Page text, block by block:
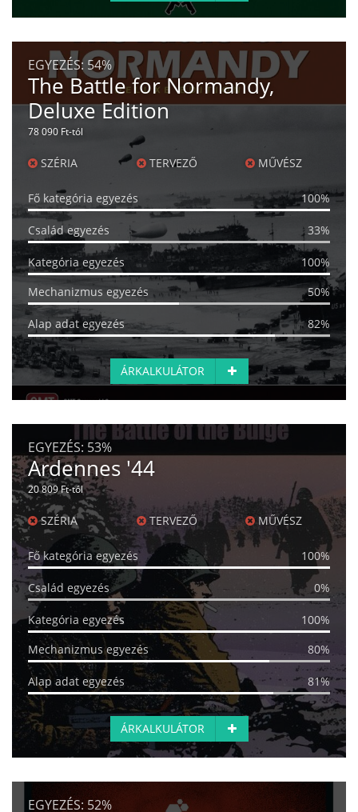
EGYEZÉS: 54%
The Battle for Normandy,
Deluxe Edition
78 090 Ft-tól
SZÉRIA TERVEZŐ MŰVÉSZ
Fő kategória egyezés 100%
Család egyezés 33%
Kategória egyezés
100%
Mechanizmus egyezés
50%
Alap adat egyezés 82%
ÁRKALKULÁTOR
EGYEZÉS: 53%
Ardennes '44
20 809 Ft-tól
SZÉRIA TERVEZŐ MŰVÉSZ
Fő kategória egyezés 100%
Család egyezés 0%
Kategória egyezés
100%
Mechanizmus egyezés
80%
Alap adat egyezés 81%
ÁRKALKULÁTOR
EGYEZÉS: 52%